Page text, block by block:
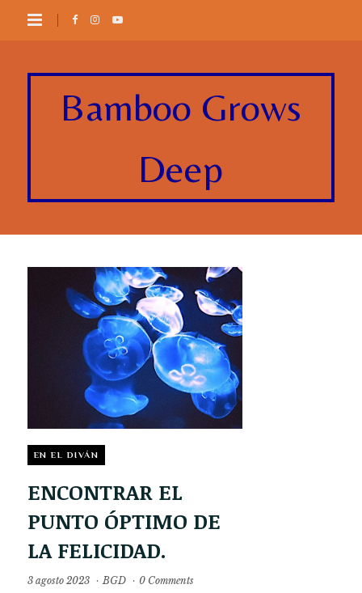
Bamboo Grows
Deep
EN EL DIVÁN
ENCONTRAR EL
PUNTO ÓPTIMO DE
LA FELICIDAD.
3 agosto 2023 · BGD · 0 Comments